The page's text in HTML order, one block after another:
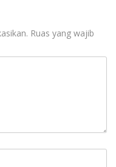
Ruas yang wajib